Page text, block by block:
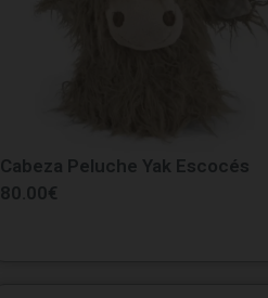
Cabeza Peluche Yak Escocés
80.00€